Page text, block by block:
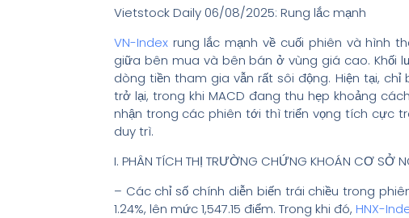
Vietstock Daily 06/08/2025: Rung lắc mạnh
VN-Indexrung lắc mạnh về cuối phiên và hình
giữa bên mua và bên bán ở vùng giá cao. Khối
dòng tiền tham gia vẫn rất sôi động. Hiện tại,
trở lại, trong khi MACD đang thu hẹp khoảng
nhận trong các phiên tới thì triển vọng tích cực
duy trì.
I. PHÂN TÍCH THỊ TRƯỜNG CHỨNG KHOÁN CƠ SỞ
– Các chỉ số chính diễn biến trái chiều trong
1.24%, lên mức 1,547.15 điểm. Trong khi đó, HNX-